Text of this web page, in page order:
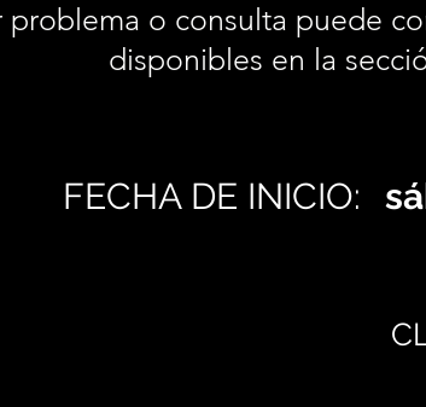
o consulta puede
disponibles en la
FECHA DE INICIO: